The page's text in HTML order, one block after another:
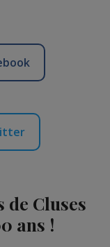
de Cluses
ans !